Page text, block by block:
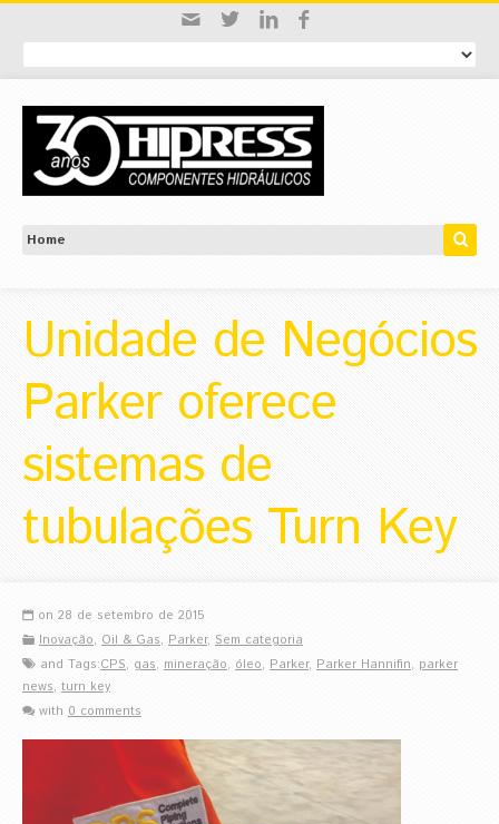
Unidade de Negócios
Parker oferece
sistemas de
tubulações Turn Key
on 28 de setembro de 2015
Inovação, Oil & Gas, Parker, Sem categoria
and Tags:CPS, gas, mineração, óleo, Parker, Parker Hannifin, parker
news, turn key
with 0 comments